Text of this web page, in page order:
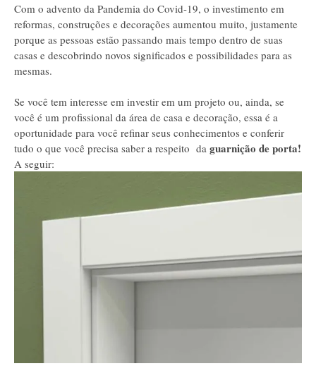
Com o advento da Pandemia do Covid-19, o investimento em
reformas, construções e decorações aumentou muito, justamente
porque as pessoas estão passando mais tempo dentro de suas
casas e descobrindo novos significados e possibilidades para as
mesmas.
Se você tem interesse em investir em um projeto ou, ainda, se
você é um profissional da área de casa e decoração, essa é a
oportunidade para você refinar seus conhecimentos e conferir
tudo o que você precisa saber a respeito da guarnição de porta!
A seguir: